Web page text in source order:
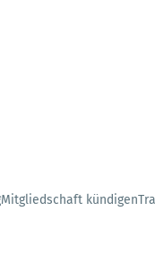
Mitgliedschaft kündigen